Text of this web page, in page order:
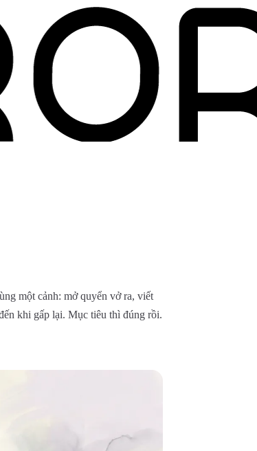
một cảnh: mở quyển vở ra, viết
khi gấp lại. Mục tiêu thì đúng rồi.